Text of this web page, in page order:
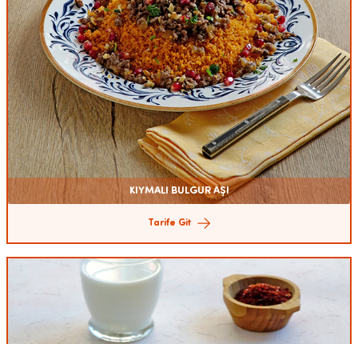
KIYMALI BULGUR AŞI
Tarife Git